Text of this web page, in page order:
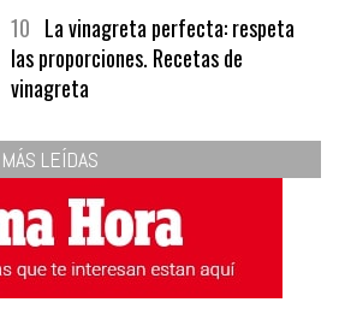
menús
10La vinagreta perfecta: respeta
las proporciones. Recetas de
vinagreta
MÁS LEÍDAS